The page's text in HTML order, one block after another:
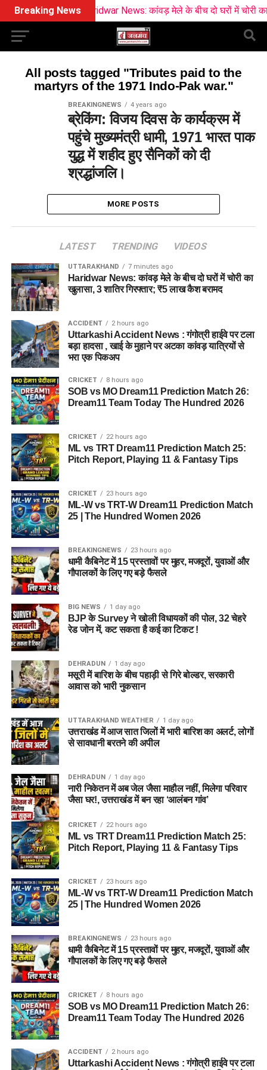
Breaking NewsHaridwar News: कांवड़ मेले के बीच दो घरों में चोरी का
All posts tagged "Tributes paid to the
martyrs of the 1971 Indo-Pak war."
BREAKINGNEWS 4 years ago
ब्रेकिंग: विजय दिवस के कार्यक्रम में
पहुंचे मुख्यमंत्री धामी, 1971 भारत पाक
युद्ध में शहीद हुए सैनिकों को दी
श्रद्धांजलि।
MORE POSTS
LATEST TRENDING VIDEOS
UTTARAKHAND 7 minutes ago
Haridwar News: कांवड़ मेले के बीच दो घरों में चोरी का
खुलासा, 3 शातिर गिरफ्तार; ₹5 लाख कैश बरामद
ACCIDENT 2 hours ago
Uttarkashi Accident News : गंगोत्री हाईवे पर टला
बड़ा हादसा , खाई के मुहाने पर अटका कांवड़ यात्रियों से
भरा एक पिकअप
CRICKET 8 hours ago
SOB vs MO Dream11 Prediction Match 26:
Dream11 Team Today The Hundred 2026
CRICKET 22 hours ago
ML vs TRT Dream11 Prediction Match 25:
Pitch Report, Playing 11 & Fantasy Tips
CRICKET 23 hours ago
ML-W vs TRT-W Dream11 Prediction Match
25 | The Hundred Women 2026
BREAKINGNEWS 23 hours ago
धामी कैबिनेट में 15 प्रस्तावों पर मुहर, मजदूरों, युवाओं और
गौपालकों के लिए गए बड़े फैसले
BIG NEWS 1 day ago
BJP के Survey ने खोली विधायकों की पोल, 32 चेहरे
रेड जोन में, कट सकता है कई का टिकट !
DEHRADUN 1 day ago
मसूरी में बारिश के बीच पहाड़ी से गिरे बोल्डर, सरकारी
आवास को भारी नुकसान
UTTARAKHAND WEATHER 1 day ago
उत्तराखंड में आज सात जिलों में भारी बारिश का अलर्ट, लोगों
से सावधानी बरतने की अपील
DEHRADUN 1 day ago
नारी निकेतन में अब जेल जैसा माहौल नहीं, मिलेगा परिवार
जैसा घर!, उत्तराखंड में बन रहा ‘आलंबन गांव’
CRICKET 22 hours ago
ML vs TRT Dream11 Prediction Match 25:
Pitch Report, Playing 11 & Fantasy Tips
CRICKET 23 hours ago
ML-W vs TRT-W Dream11 Prediction Match
25 | The Hundred Women 2026
BREAKINGNEWS 23 hours ago
धामी कैबिनेट में 15 प्रस्तावों पर मुहर, मजदूरों, युवाओं और
गौपालकों के लिए गए बड़े फैसले
CRICKET 8 hours ago
SOB vs MO Dream11 Prediction Match 26:
Dream11 Team Today The Hundred 2026
ACCIDENT 2 hours ago
Uttarkashi Accident News : गंगोत्री हाईवे पर टला